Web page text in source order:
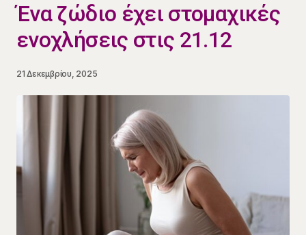
Ένα ζώδιο έχει στομαχικές
ενοχλήσεις στις 21.12
21 Δεκεμβρίου, 2025